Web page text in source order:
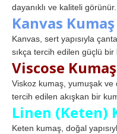
dayanıklı ve kaliteli görünür.
Kanvas
Kanvas, sert yapısıyla
sıkça tercih edilen güçlü bir
Viscose
Viskoz kumaş, yumuşak ve
tercih edilen akışkan bir
Linen (Keten)
Keten kumaş, doğal